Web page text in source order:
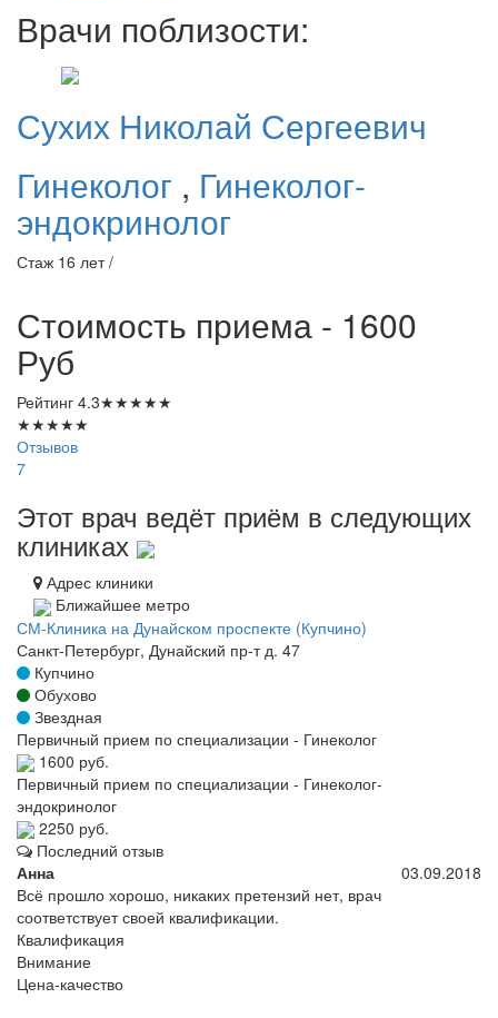
Врачи поблизости:
Сухих Николай Сергеевич
Гинеколог , Гинеколог-
эндокринолог
Стаж 16 лет /
Стоимость приема - 1600
Руб
Рейтинг 4.3★★★★★
★★★★★
Отзывов
7
Этот врач ведёт приём в следующих
клиниках
Адрес клиники
Ближайшее метро
СМ-Клиника на Дунайском проспекте (Купчино)
Санкт-Петербург, Дунайский пр-т д. 47
Купчино
Обухово
Звездная
Первичный прием по специализации - Гинеколог
1600 руб.
Первичный прием по специализации - Гинеколог-
эндокринолог
2250 руб.
Последний отзыв
Анна
03.09.2018
Всё прошло хорошо, никаких претензий нет, врач
соответствует своей квалификации.
Квалификация
Внимание
Цена-качество